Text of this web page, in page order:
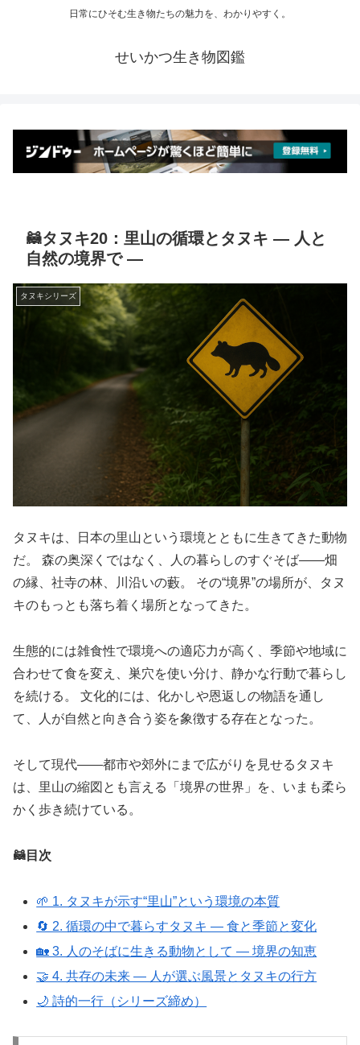
日常にひそむ生き物たちの魅力を、わかりやすく。
せいかつ生き物図鑑
🦝タヌキ20：里山の循環とタヌキ ― 人と
自然の境界で ―
タヌキシリーズ
タヌキは、日本の里山という環境とともに生きてきた動物
だ。 森の奥深くではなく、人の暮らしのすぐそば――畑
の縁、社寺の林、川沿いの藪。 その“境界”の場所が、タヌ
キのもっとも落ち着く場所となってきた。
生態的には雑食性で環境への適応力が高く、季節や地域に
合わせて食を変え、巣穴を使い分け、静かな行動で暮らし
を続ける。 文化的には、化かしや恩返しの物語を通し
て、人が自然と向き合う姿を象徴する存在となった。
そして現代――都市や郊外にまで広がりを見せるタヌキ
は、里山の縮図とも言える「境界の世界」を、いまも柔ら
かく歩き続けている。
🦝目次
🌱 1. タヌキが示す“里山”という環境の本質
🔄 2. 循環の中で暮らすタヌキ ― 食と季節と変化
🏡 3. 人のそばに生きる動物として ― 境界の知恵
🤝 4. 共存の未来 ― 人が選ぶ風景とタヌキの行方
🌙 詩的一行（シリーズ締め）